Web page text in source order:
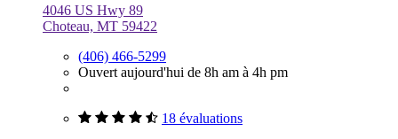
4046 US Hwy 89
Choteau, MT 59422
(406) 466-5299
Ouvert aujourd'hui de 8h am à 4h pm
18 évaluations